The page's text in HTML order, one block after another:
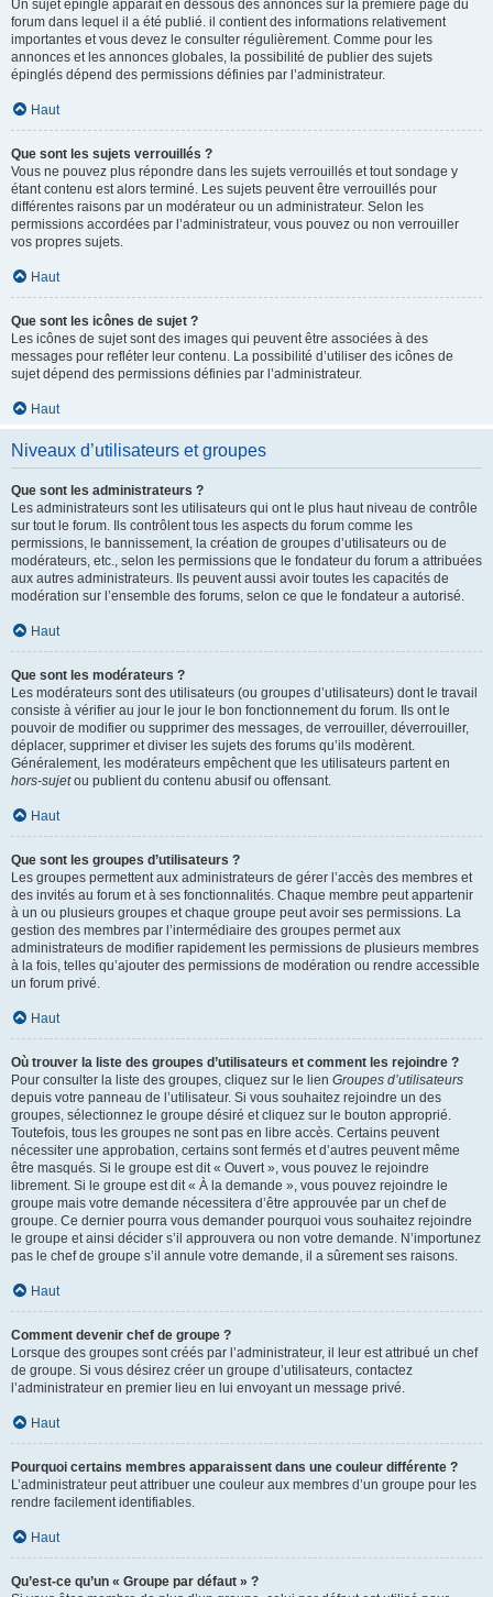
Un sujet épinglé apparaît en dessous des annonces sur la première page du
forum dans lequel il a été publié. il contient des informations relativement
importantes et vous devez le consulter régulièrement. Comme pour les
annonces et les annonces globales, la possibilité de publier des sujets
épinglés dépend des permissions définies par l’administrateur.
Haut
Que sont les sujets verrouillés ?
Vous ne pouvez plus répondre dans les sujets verrouillés et tout sondage y
étant contenu est alors terminé. Les sujets peuvent être verrouillés pour
différentes raisons par un modérateur ou un administrateur. Selon les
permissions accordées par l’administrateur, vous pouvez ou non verrouiller
vos propres sujets.
Haut
Que sont les icônes de sujet ?
Les icônes de sujet sont des images qui peuvent être associées à des
messages pour refléter leur contenu. La possibilité d’utiliser des icônes de
sujet dépend des permissions définies par l’administrateur.
Haut
Niveaux d’utilisateurs et groupes
Que sont les administrateurs ?
Les administrateurs sont les utilisateurs qui ont le plus haut niveau de contrôle
sur tout le forum. Ils contrôlent tous les aspects du forum comme les
permissions, le bannissement, la création de groupes d’utilisateurs ou de
modérateurs, etc., selon les permissions que le fondateur du forum a attribuées
aux autres administrateurs. Ils peuvent aussi avoir toutes les capacités de
modération sur l’ensemble des forums, selon ce que le fondateur a autorisé.
Haut
Que sont les modérateurs ?
Les modérateurs sont des utilisateurs (ou groupes d’utilisateurs) dont le travail
consiste à vérifier au jour le jour le bon fonctionnement du forum. Ils ont le
pouvoir de modifier ou supprimer des messages, de verrouiller, déverrouiller,
déplacer, supprimer et diviser les sujets des forums qu’ils modèrent.
Généralement, les modérateurs empêchent que les utilisateurs partent en
hors-sujetou publient du contenu abusif ou offensant.
Haut
Que sont les groupes d’utilisateurs ?
Les groupes permettent aux administrateurs de gérer l’accès des membres et
des invités au forum et à ses fonctionnalités. Chaque membre peut appartenir
à un ou plusieurs groupes et chaque groupe peut avoir ses permissions. La
gestion des membres par l’intermédiaire des groupes permet aux
administrateurs de modifier rapidement les permissions de plusieurs membres
à la fois, telles qu’ajouter des permissions de modération ou rendre accessible
un forum privé.
Haut
Où trouver la liste des groupes d’utilisateurs et comment les rejoindre ?
Pour consulter la liste des groupes, cliquez sur le lien Groupes d’utilisateurs
depuis votre panneau de l’utilisateur. Si vous souhaitez rejoindre un des
groupes, sélectionnez le groupe désiré et cliquez sur le bouton approprié.
Toutefois, tous les groupes ne sont pas en libre accès. Certains peuvent
nécessiter une approbation, certains sont fermés et d’autres peuvent même
être masqués. Si le groupe est dit « Ouvert », vous pouvez le rejoindre
librement. Si le groupe est dit « À la demande », vous pouvez rejoindre le
groupe mais votre demande nécessitera d’être approuvée par un chef de
groupe. Ce dernier pourra vous demander pourquoi vous souhaitez rejoindre
le groupe et ainsi décider s’il approuvera ou non votre demande. N’importunez
pas le chef de groupe s’il annule votre demande, il a sûrement ses raisons.
Haut
Comment devenir chef de groupe ?
Lorsque des groupes sont créés par l’administrateur, il leur est attribué un chef
de groupe. Si vous désirez créer un groupe d’utilisateurs, contactez
l’administrateur en premier lieu en lui envoyant un message privé.
Haut
Pourquoi certains membres apparaissent dans une couleur différente ?
L’administrateur peut attribuer une couleur aux membres d’un groupe pour les
rendre facilement identifiables.
Haut
Qu’est-ce qu’un « Groupe par défaut » ?